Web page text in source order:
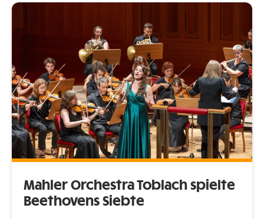
Mahler Orchestra Toblach spielte
Beethovens Siebte